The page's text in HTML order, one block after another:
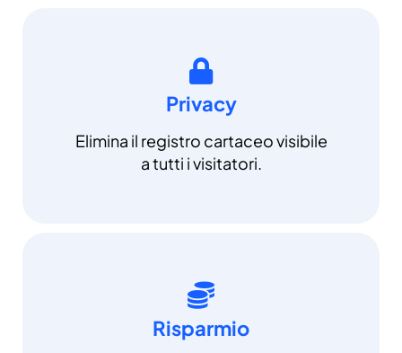
Privacy
Elimina il registro cartaceo visibile
a tutti i visitatori.
Risparmio